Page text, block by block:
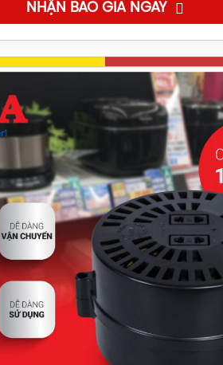
NHẬN BÁO GIÁ NGAY